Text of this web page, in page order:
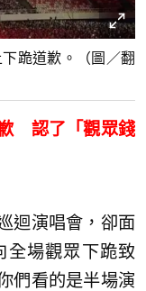
跪道歉。（圖／翻
認了「觀眾錢
迴演唱會，卻面
全場觀眾下跪致
們看的是半場演